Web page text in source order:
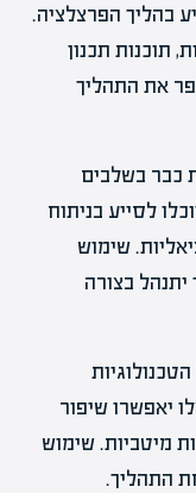
בהליך הפרצלציה.
תוכנות תכנון
את התהליך
כבר בשלבים
לסייע בניתוח
שימוש
בצורה
יאפשרו שיפור
מיטביות. שימוש
התהליך.